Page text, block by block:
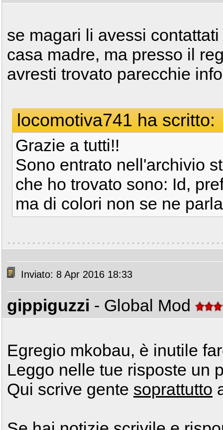
se magari li avessi
casa madre, ma presso il
avresti trovato parecchie
locomotiva741 ha scritto:
Grazie a tutti!!
Sono entrato nell'archivio
che ho trovato sono: Id,
ma di colori non se ne
Inviato: 8 Apr 2016 18:33
gippiguzzi - Global Mod
Egregio mkobau, è inutile
Leggo nelle tue risposte un
Qui scrive gente soprattutto